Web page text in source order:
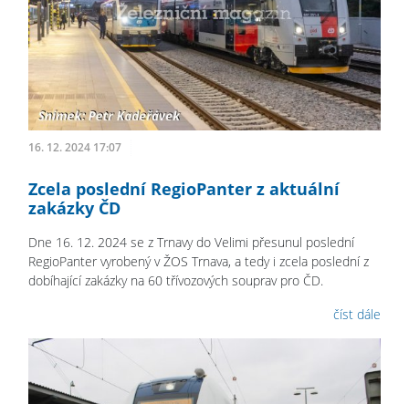
16. 12. 2024 17:07
Zcela poslední RegioPanter z aktuální
zakázky ČD
Dne 16. 12. 2024 se z Trnavy do Velimi přesunul poslední
RegioPanter vyrobený v ŽOS Trnava, a tedy i zcela poslední z
dobíhající zakázky na 60 třívozových souprav pro ČD.
číst dále